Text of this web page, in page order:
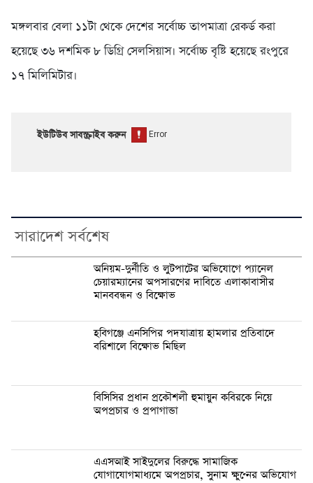
মঙ্গলবার বেলা ১১টা থেকে দেশের সর্বোচ্চ তাপমাত্রা রেকর্ড করা
হয়েছে ৩৬ দশমিক ৮ ডিগ্রি সেলসিয়াস। সর্বোচ্চ বৃষ্টি হয়েছে রংপুরে
১৭ মিলিমিটার।
ইউটিউব সাবস্ক্রাইব করুন
সারাদেশ সর্বশেষ
অনিয়ম-দুর্নীতি ও লুটপাটের অভিযোগে প্যানেল
চেয়ারম্যানের অপসারণের দাবিতে এলাকাবাসীর
মানববন্ধন ও বিক্ষোভ
হবিগঞ্জে এনসিপির পদযাত্রায় হামলার প্রতিবাদে
বরিশালে বিক্ষোভ মিছিল
বিসিসির প্রধান প্রকৌশলী হুমায়ুন কবিরকে নিয়ে
অপপ্রচার ও প্রপাগান্ডা
এএসআই সাইদুলের বিরুদ্ধে সামাজিক
যোগাযোগমাধ্যমে অপপ্রচার, সুনাম ক্ষুণ্নের অভিযোগ